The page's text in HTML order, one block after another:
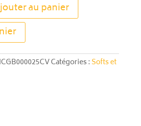
au panier
A
l
e
Catégories :Softs et